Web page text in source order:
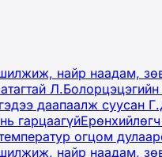
найр наадам,
Л.Болорцэцэгийн
даапаалж
гарцаагүй
огцом
найр наадам,